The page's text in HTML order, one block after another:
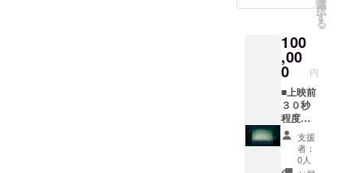
入くだ
不要の
方は、
リター
ン返信
メール
でお知
らせく
ださ
い。 ■
上映前
運営
で宿泊
できま
す。 ※
逆に、
前原
じゃな
いほう
が良い
という
方は、
ださ
い。
10000
ルーメ
ン以外
は複数
台必要
な場合
もご相
談でき
れま
す。 ※
予約状
況によ
りご希
望日が
予約で
きない
可能性
もあり
入の場
社員の
方やそ
のご家
族利用
無料。
（1車両
最大4名
まで同
乗可 / ご
来場時
には必
選
択
す
る
100
,00
0 円
■上映前
３０秒
程度の
CM上
映 ※
上映前
にCM広
支援
者：
0人